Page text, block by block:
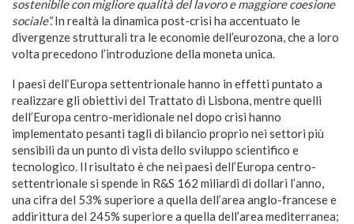
sostenibile con migliore qualità del lavoro e maggiore coesione
sociale”.In realtà la dinamica post-crisi ha accentuato le
divergenze strutturali tra le economie dell’eurozona, che a loro
volta precedono l’introduzione della moneta unica.
I paesi dell’Europa settentrionale hanno in effetti puntato a
realizzare gli obiettivi del Trattato di Lisbona, mentre quelli
dell’Europa centro-meridionale nel dopo crisi hanno
implementato pesanti tagli di bilancio proprio nei settori più
sensibili da un punto di vista dello sviluppo scientifico e
tecnologico. Il risultato è che nei paesi dell’Europa centro-
settentrionale si spende in R&S 162 miliardi di dollari l’anno,
una cifra del 53% superiore a quella dell’area anglo-francese e
addirittura del 245% superiore a quella dell’area mediterranea;